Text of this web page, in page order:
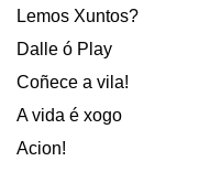
Lemos Xuntos?
Dalle ó Play
Coñece a vila!
A vida é xogo
Acion!